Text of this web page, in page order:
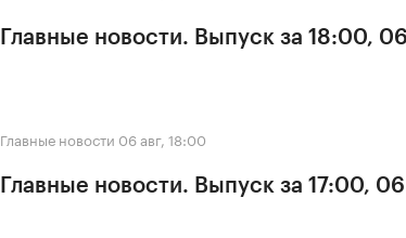
Главные новости. Выпуск за 18:00,
Главные новости 06 авг, 18:00
Главные новости. Выпуск за 17:00,